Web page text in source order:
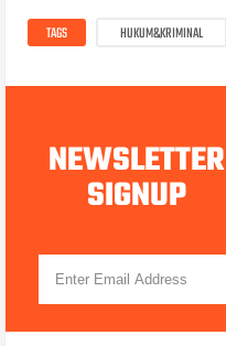
TAGS HUKUM&KRIMINAL
NEWSLETTER
SIGNUP